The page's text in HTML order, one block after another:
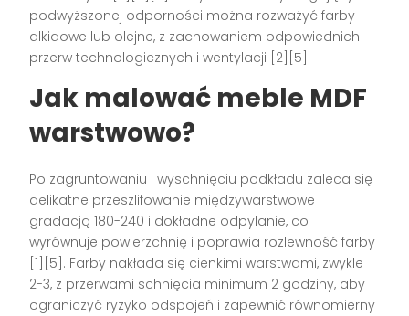
podwyższonej odporności można rozważyć farby
alkidowe lub olejne, z zachowaniem odpowiednich
przerw technologicznych i wentylacji [2][5].
Jak malować meble MDF
warstwowo?
Po zagruntowaniu i wyschnięciu podkładu zaleca się
delikatne przeszlifowanie międzywarstwowe
gradacją 180-240 i dokładne odpylanie, co
wyrównuje powierzchnię i poprawia rozlewność farby
[1][5]. Farby nakłada się cienkimi warstwami, zwykle
2-3, z przerwami schnięcia minimum 2 godziny, aby
ograniczyć ryzyko odspojeń i zapewnić równomierny